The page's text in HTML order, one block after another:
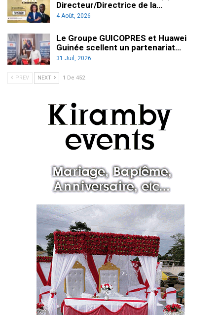
Directeur/Directrice de la…
4 Août, 2026
Le Groupe GUICOPRES et Huawei
Guinée scellent un partenariat…
31 Juil, 2026
PREV NEXT 1 De 452